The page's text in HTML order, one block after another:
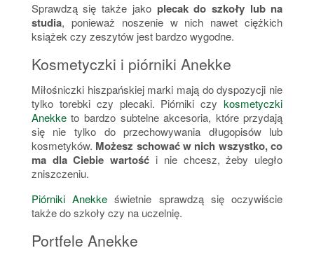
Sprawdzą się także jako plecak do szkoły lub na
studia, ponieważ noszenie w nich nawet ciężkich
książek czy zeszytów jest bardzo wygodne.
Kosmetyczki i piórniki Anekke
Miłośniczki hiszpańskiej marki mają do dyspozycji nie
tylko torebki czy plecaki. Piórniki czykosmetyczki
Anekketo bardzo subtelne akcesoria, które przydają
się nie tylko do przechowywania długopisów lub
kosmetyków. Możesz schować w nich wszystko, co
ma dla Ciebie wartość i nie chcesz, żeby uległo
zniszczeniu.
Piórniki Anekke świetnie sprawdzą się oczywiście
także do szkoły czy na uczelnię.
Portfele Anekke